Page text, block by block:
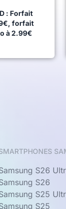
: Forfait
forfait
à 2.99€
S26
S26
S25
S25